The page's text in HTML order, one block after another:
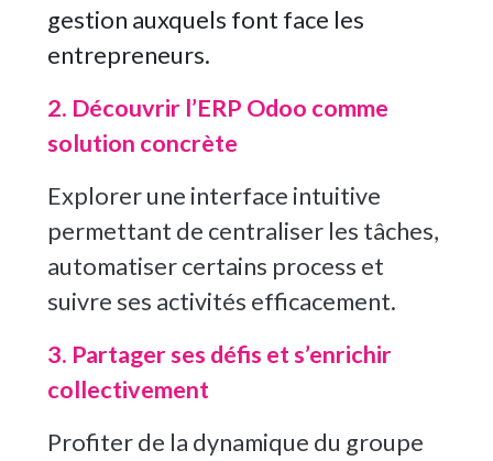
gestion auxquels font face les
entrepreneurs.
2. Découvrir l’ERP Odoo comme
solution concrète
Explorer une interface intuitive
permettant de centraliser les tâches,
automatiser certains process et
suivre ses activités efficacement.
3. Partager ses défis et s’enrichir
collectivement
Profiter de la dynamique du groupe